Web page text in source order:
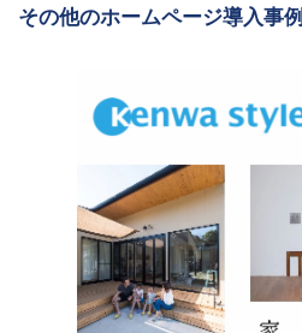
その他のホームページ導入事例